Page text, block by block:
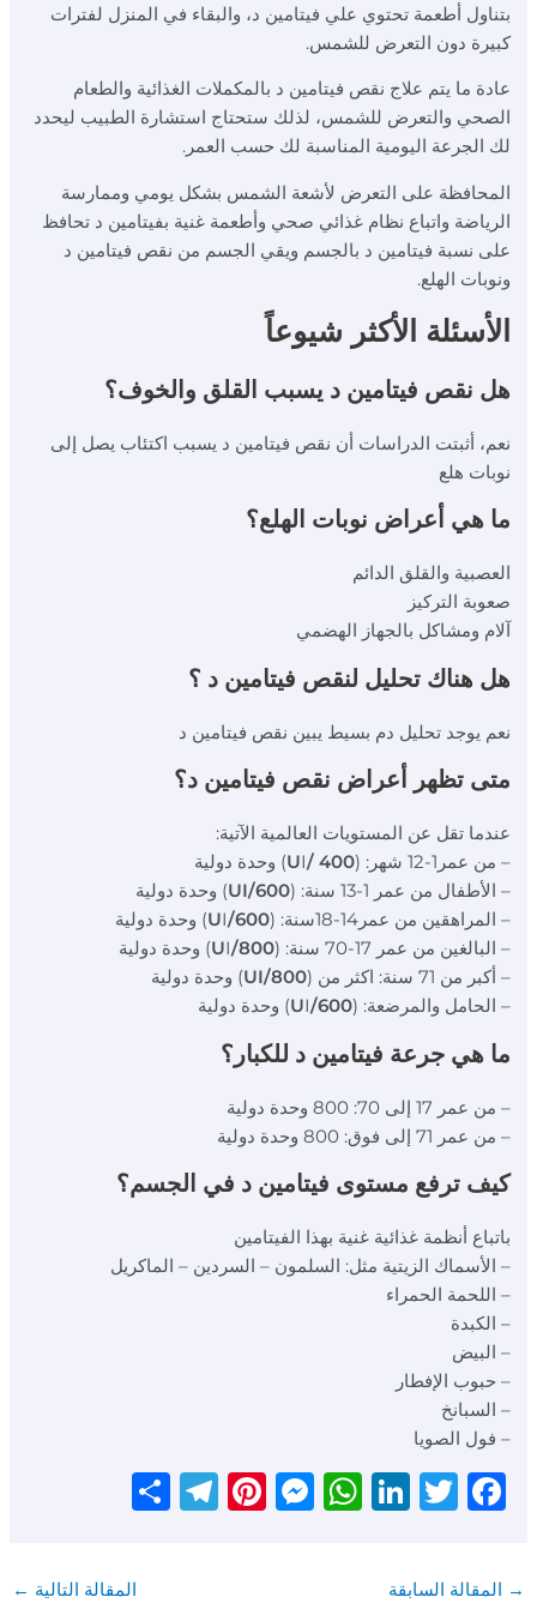
بتناول أطعمة تحتوي علي فيتامين د، والبقاء في المنزل لفترات
كبيرة دون التعرض للشمس.
عادة ما يتم علاج نقص فيتامين د بالمكملات الغذائية والطعام
الصحي والتعرض للشمس، لذلك ستحتاج استشارة الطبيب ليحدد
لك الجرعة اليومية المناسبة لك حسب العمر.
المحافظة على التعرض لأشعة الشمس بشكل يومي وممارسة
الرياضة واتباع نظام غذائي صحي وأطعمة غنية بفيتامين د تحافظ
على نسبة فيتامين د بالجسم ويقي الجسم من نقص فيتامين د
ونوبات الهلع.
الأسئلة الأكثر شيوعاً
هل نقص فيتامين د يسبب القلق والخوف؟
نعم، أثبتت الدراسات أن نقص فيتامين د يسبب اكتئاب يصل إلى
نوبات هلع
ما هي أعراض نوبات الهلع؟
العصبية والقلق الدائم
صعوبة التركيز
آلام ومشاكل بالجهاز الهضمي
هل هناك تحليل لنقص فيتامين د ؟
نعم يوجد تحليل دم بسيط يبين نقص فيتامين د
متى تظهر أعراض نقص فيتامين د؟
عندما تقل عن المستويات العالمية الآتية:
– من عمر1-12 شهر: (
400 /U
I) وحدة دولية
– الأطفال من عمر 1-13 سنة: (
600/UI
) وحدة دولية
– المراهقين من عمر14-18سنة: (
600/U I) وحدة دولية
– البالغين من عمر 17-70 سنة: (
800/U I) وحدة دولية
– أكبر من 71 سنة: اكثر من (
800/UI
) وحدة دولية
– الحامل والمرضعة: (600/U I) وحدة دولية
ما هي جرعة فيتامين د للكبار؟
– من عمر 17 إلى 70: 800 وحدة دولية
– من عمر 71 إلى فوق: 800 وحدة دولية
كيف ترفع مستوى فيتامين د في الجسم؟
باتباع أنظمة غذائية غنية بهذا الفيتامين
– الأسماك الزيتية مثل: السلمون – السردين – الماكريل
– اللحمة الحمراء
– الكبدة
– البيض
– حبوب الإفطار
– السبانخ
– فول الصويا
F
T
Li
W
M
Pi
T
→ المقالة السابقة المقالة التالية ←